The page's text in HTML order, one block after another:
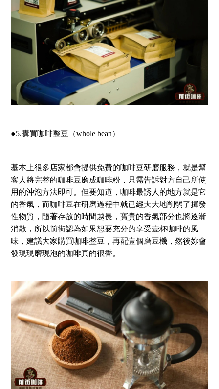
●5.購買咖啡整豆（whole bean）
基本上很多店家都會提供免費的咖啡豆研磨服務，就是幫
客人將完整的咖啡豆磨成咖啡粉，只需告訴對方自己所使
用的沖泡方法即可。但要知道，咖啡最誘人的地方就是它
的香氣，而咖啡豆在研磨過程中就已經大大地削弱了揮發
性物質，隨著存放的時間越長，寶貴的香氣部分也將逐漸
消散，所以前街認為如果想要充分的享受壹杯咖啡的風
味，建議大家購買咖啡整豆，再配壹個磨豆機，然後妳會
發現現磨現泡的咖啡真的很香。